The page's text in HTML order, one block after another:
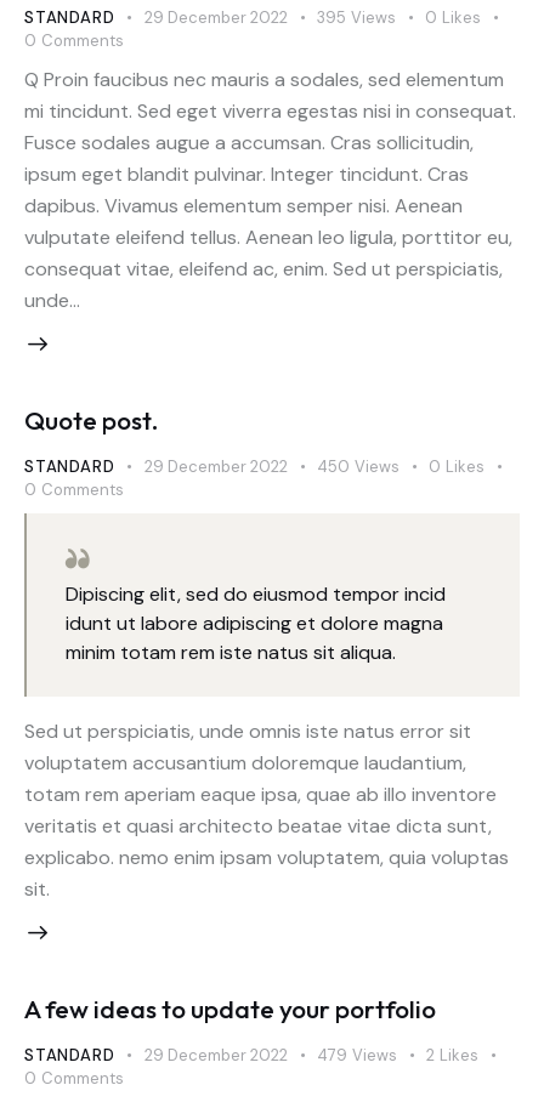
STANDARD 29 December 2022 395 Views 0 Likes
0 Comments
Q Proin faucibus nec mauris a sodales, sed elementum
mi tincidunt. Sed eget viverra egestas nisi in consequat.
Fusce sodales augue a accumsan. Cras sollicitudin,
ipsum eget blandit pulvinar. Integer tincidunt. Cras
dapibus. Vivamus elementum semper nisi. Aenean
vulputate eleifend tellus. Aenean leo ligula, porttitor eu,
consequat vitae, eleifend ac, enim. Sed ut perspiciatis,
unde…
Quote post.
STANDARD 29 December 2022 450 Views 0 Likes
0 Comments
Dipiscing elit, sed do eiusmod tempor incid
idunt ut labore adipiscing et dolore magna
minim totam rem iste natus sit aliqua.
Sed ut perspiciatis, unde omnis iste natus error sit
voluptatem accusantium doloremque laudantium,
totam rem aperiam eaque ipsa, quae ab illo inventore
veritatis et quasi architecto beatae vitae dicta sunt,
explicabo. nemo enim ipsam voluptatem, quia voluptas
sit.
A few ideas to update your portfolio
STANDARD 29 December 2022 479 Views 2 Likes
0 Comments